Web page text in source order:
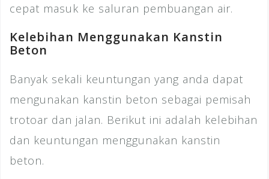
cepat masuk ke saluran pembuangan air.
Kelebihan Menggunakan Kanstin
Beton
Banyak sekali keuntungan yang anda dapat
mengunakan kanstin beton sebagai pemisah
trotoar dan jalan. Berikut ini adalah kelebihan
dan keuntungan menggunakan kanstin
beton.